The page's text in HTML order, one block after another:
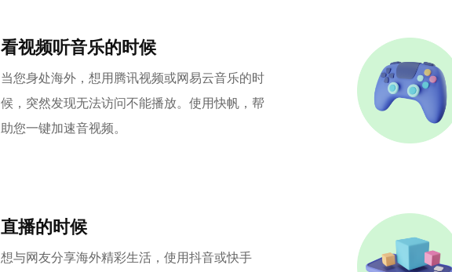
看视频听音乐的时候
当您身处海外，想用腾讯视频或网易云音乐的时
候，突然发现无法访问不能播放。使用快帆，帮
助您一键加速音视频。
直播的时候
想与网友分享海外精彩生活，使用抖音或快手